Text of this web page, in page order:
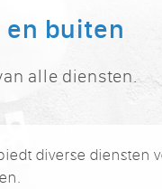
buiten
alle diensten.
diverse diensten